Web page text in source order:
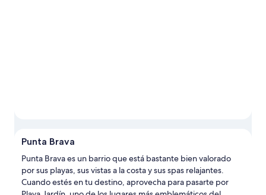
Punta Brava
Punta Brava es un barrio que está bastante bien valorado
por sus playas, sus vistas a la costa y sus spas relajantes.
Cuando estés en tu destino, aprovecha para pasarte por